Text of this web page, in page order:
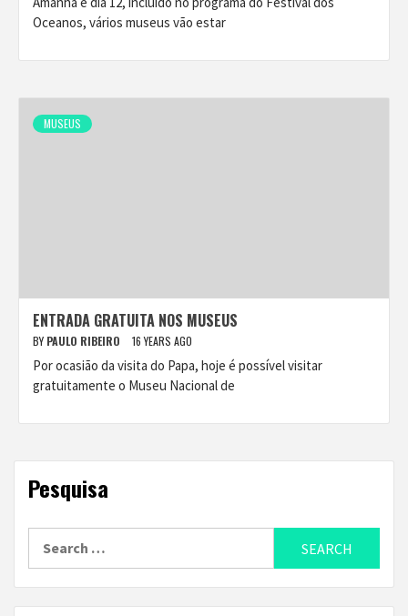
Oceanos, vários museus vão estar
MUSEUS
ENTRADA GRATUITA NOS MUSEUS
BY PAULO RIBEIRO 16 YEARS AGO
Por ocasião da visita do Papa, hoje é possível visitar
gratuitamente o Museu Nacional de
Pesquisa